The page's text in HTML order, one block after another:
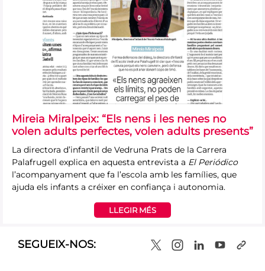
Mireia Miralpeix: “Els nens i les nenes no
volen adults perfectes, volen adults presents”
La directora d’infantil de Vedruna Prats de la Carrera
Palafrugell explica en aquesta entrevista a El Periódico
l’acompanyament que fa l’escola amb les famílies, que
ajuda els infants a créixer en confiança i autonomia.
LLEGIR MÉS
SEGUEIX-NOS: